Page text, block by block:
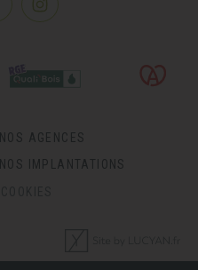
NOS AGENCES
NOS IMPLANTATIONS